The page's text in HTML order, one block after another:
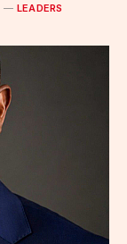
LEADERS